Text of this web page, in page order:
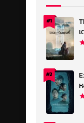
#1
#2